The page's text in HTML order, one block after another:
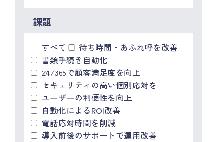
課題
すべて
待ち時間・あふれ呼を改善
書類手続き自動化
24/365で顧客満足度を向上
セキュリティの高い個別応対を
ユーザーの利便性を向上
自動化によるROI改善
電話応対時間を削減
導入前後のサポートで運用改善